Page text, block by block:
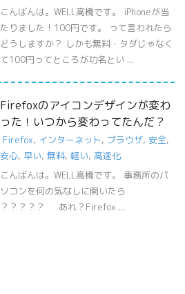
こんばんは。WELL高橋です。 iPhoneが当
たりました！100円です。 って言われたら
どうしますか？ しかも無料・タダじゃなく
て100円ってところが功名とい ...
Firefoxのアイコンデザインが変わ
った！いつから変わってたんだ？
Firefox, インターネット, ブラウザ, 安全,
安心, 早い, 無料, 軽い, 高速化
こんばんは。WELL高橋です。 事務所のパ
ソコンを何の気なしに開いたら
？？？？？ あれ？Firefox ...